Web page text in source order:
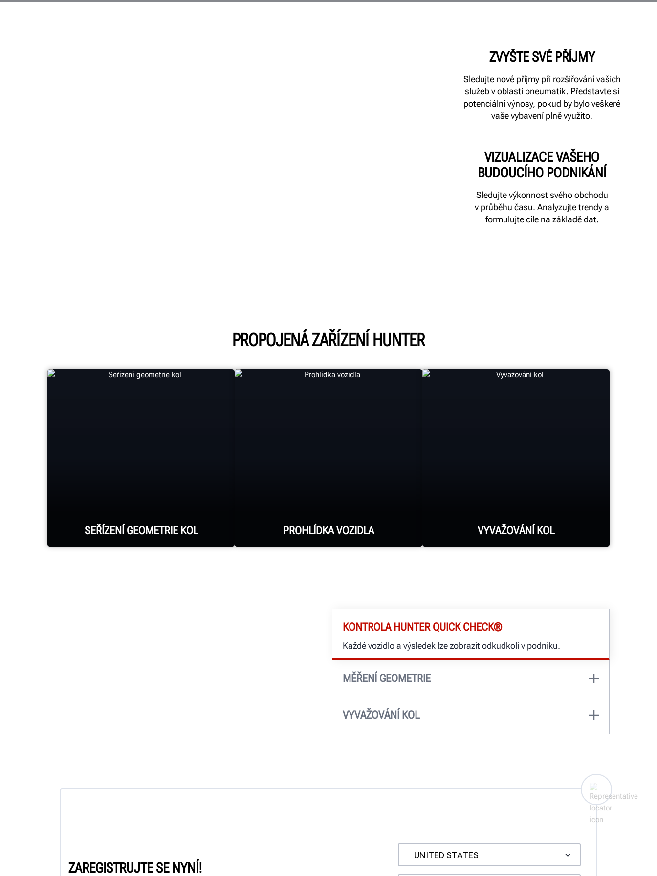
ZVYŠTE SVÉ PŘÍJMY
Sledujte nové příjmy při rozšiřování vašich
služeb v oblasti pneumatik. Představte si
potenciální výnosy, pokud by bylo veškeré
vaše vybavení plně využito.
VIZUALIZACE VAŠEHO
BUDOUCÍHO PODNIKÁNÍ
Sledujte výkonnost svého obchodu
v průběhu času. Analyzujte trendy a
formulujte cíle na základě dat.
PROPOJENÁ ZAŘÍZENÍ HUNTER
SEŘÍZENÍ GEOMETRIE KOL PROHLÍDKA VOZIDLA
DALŠÍ INFORMACE
VYVAŽOVÁNÍ KOL
nemohou, a hlásí je do systému
HunerNet®, takže můžete odkudkoli
vidět, že práce byla provedena
správně.
KONTROLA HUNTER QUICK CHECK®
Každé vozidlo a výsledek lze zobrazit odkudkoli v podniku.
MĚŘENÍ GEOMETRIE
zákazníkovi nebo pojišťovně.
VYVAŽOVÁNÍ KOL
ZAREGISTRUJTE SE NYNÍ!